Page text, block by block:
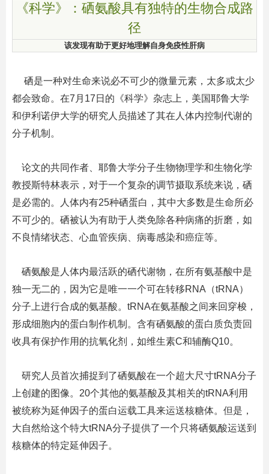
《科学》：硒氨酸具有独特的生物合成路
径
该发现有助于更好地理解自身免疫性肝病
硒是一种对生命来说必不可少的微量元素，太多或太少
都会致命。在7 月 17 日的《科学》杂志上，美国耶鲁大学
和伊利诺伊大学的研究人员描述了其在人体内控制代谢的
分子机制。
论文的共同作者、耶鲁大学分子生物物理学和生物化学
教授斯特林表示，对于一个复杂的调节摄取系统来说，硒
是必需的。人体内有25种硒蛋白，其中大多数是生命所必
不可少的。硒被认为有助于人类免除各种病痛的折磨，如
不良情绪状态、心血管疾病、病毒感染和癌症等。
硒氨酸是人体内最活跃的硒代谢物，在所有氨基酸中是
独一无二的，因为它是唯一一个可在转移RNA （tRNA）
分子上进行合成的氨基酸。 tRNA在氨基酸之间来回穿梭，
形成细胞内的蛋白制作机制。含有硒氨酸的蛋白质负责回
收具有保护作用的抗氧化剂，如维生素C和辅酶Q10。
研究人员首次捕捉到了硒氨酸在一个超大尺寸tRNA分子
上创建的图像。 20个其他的氨基酸及其相关的tRNA利用
被统称为延伸因子的蛋白运载工具来运送核糖体。但是，
大自然给这个特大tRNA分子提供了一个只将硒氨酸运送到
核糖体的特定延伸因子。